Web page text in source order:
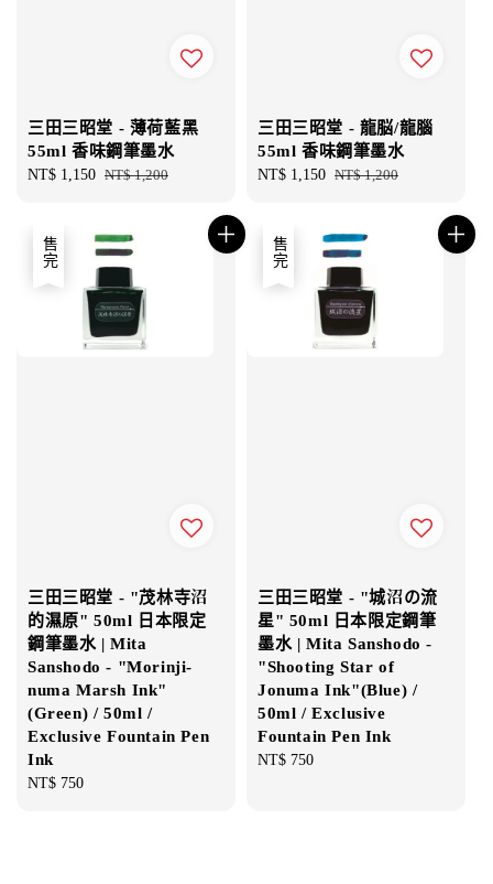
三田三昭堂 - 薄荷藍黑
55ml 香味鋼筆墨水
Sale
NT$ 1,150 Regular
NT$ 1,200
三田三昭堂 - 龍脳/龍腦
55ml 香味鋼筆墨水
Sale
NT$ 1,150 Regular
NT$ 1,200
售完
三田三昭堂 - "茂林寺沼
的濕原" 50ml 日本限定
鋼筆墨水 | Mita
Sanshodo - "Morinji-
numa Marsh Ink"
(Green) / 50ml /
Exclusive Fountain Pen
Ink
Regular
NT$ 750
售完
三田三昭堂 - "城沼の流
星" 50ml 日本限定鋼筆
墨水 | Mita Sanshodo -
"Shooting Star of
Jonuma Ink"(Blue) /
50ml / Exclusive
Fountain Pen Ink
Regular
NT$ 750